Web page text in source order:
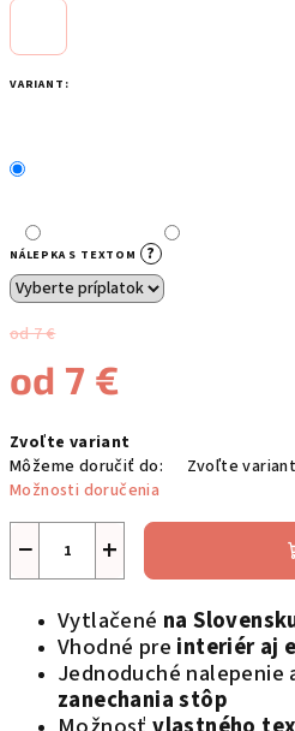
VARIANT:
NÁLEPKA S TEXTOM ?
od 7 €
od 7 €
cena:
Zvoľte variant
Môžeme doručiť do:
Zvoľte variant
Možnosti doručenia
+
−
Vytlačené na
Vhodné pre interiér aj
Jednoduché nalepenie
zanechania stôp